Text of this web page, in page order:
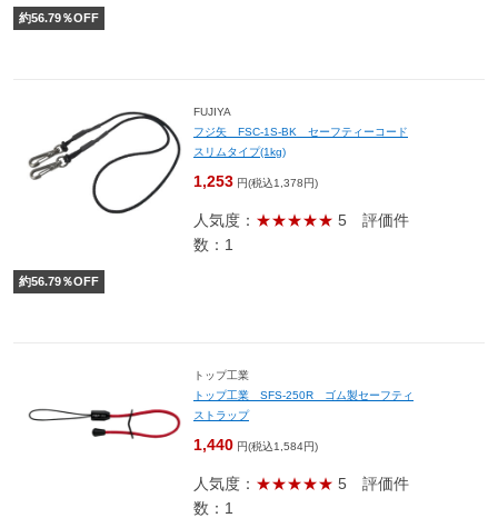
約56.79％OFF
FUJIYA
フジ矢 FSC-1S-BK セーフティーコード
スリムタイプ(1kg)
1,253 円(税込1,378円)
人気度： ★★★★★ 5 評価件
数：1
約56.79％OFF
トップ工業
トップ工業 SFS-250R ゴム製セーフティ
ストラップ
1,440 円(税込1,584円)
人気度： ★★★★★ 5 評価件
数：1